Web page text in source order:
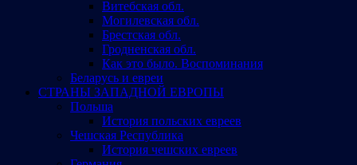
Витебская обл.
Могилевская обл.
Брестская обл.
Гродненская обл.
Как это было. Воспоминания
Беларусь и евреи
СТРАНЫ ЗАПАДНОЙ ЕВРОПЫ
Польша
История польских евреев
Чешская Республика
История чешских евреев